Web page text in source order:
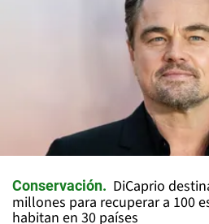
Conservación
DiCaprio
millones para recuperar a 100
habitan en 30 países